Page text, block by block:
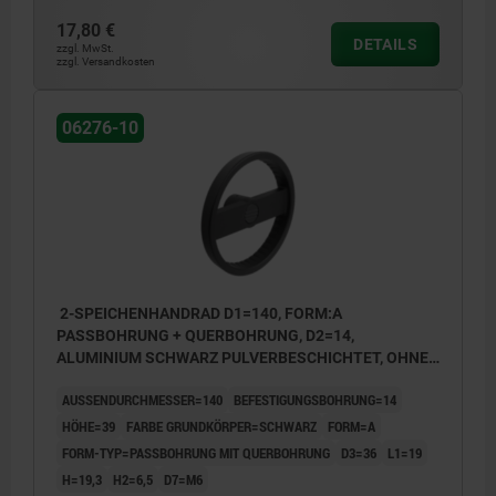
17,80 €
zzgl. MwSt.
zzgl. Versandkosten
DETAILS
06276-10
2-SPEICHENHANDRAD D1=140, FORM:A
PASSBOHRUNG + QUERBOHRUNG, D2=14,
ALUMINIUM SCHWARZ PULVERBESCHICHTET, OHNE
AUSSENDURCHMESSER=140
BEFESTIGUNGSBOHRUNG=14
HÖHE=39
FARBE GRUNDKÖRPER=SCHWARZ
FORM=A
FORM-TYP=PASSBOHRUNG MIT QUERBOHRUNG
D3=36
L1=19
H=19,3
H2=6,5 D7=M6